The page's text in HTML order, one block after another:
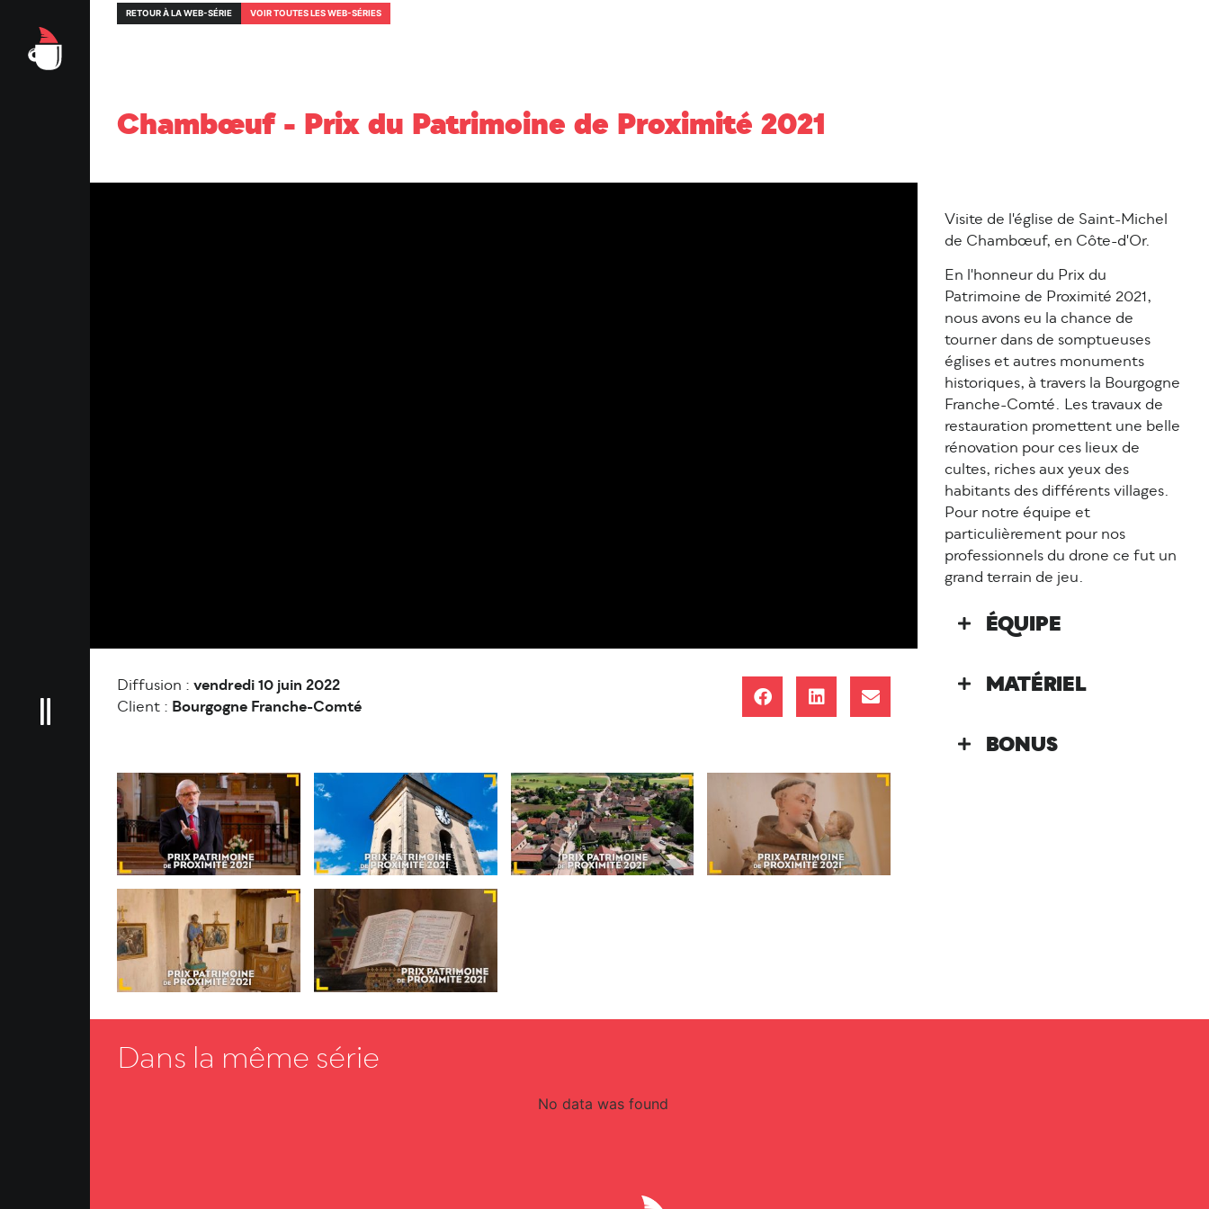
RETOUR À LA WEB-SÉRIE VOIR TOUTES LES WEB-SÉRIES
Chambœuf - Prix du Patrimoine de Proximité 2021
Diffusion :vendredi 10 juin 2022
Client : Bourgogne Franche-Comté
Visite de l'église de Saint-Michel
de Chambœuf, en Côte-d'Or.
En l'honneur du Prix du
Patrimoine de Proximité 2021,
nous avons eu la chance de
tourner dans de somptueuses
églises et autres monuments
historiques, à travers la Bourgogne
Franche-Comté. Les travaux de
restauration promettent une belle
rénovation pour ces lieux de
cultes, riches aux yeux des
habitants des différents villages.
Pour notre équipe et
particulièrement pour nos
professionnels du drone ce fut un
grand terrain de jeu.
ÉQUIPE
MATÉRIEL
BONUS
Dans la même série
No data was found